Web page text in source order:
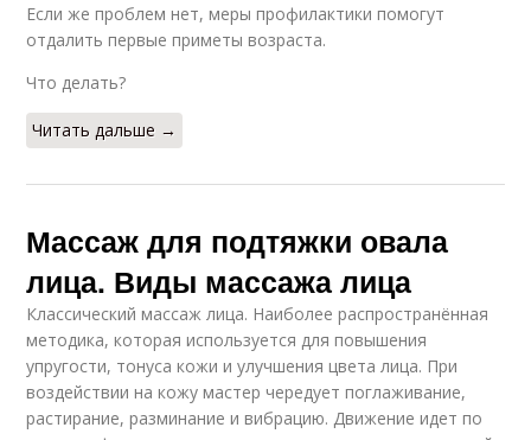
Если же проблем нет, меры профилактики помогут
отдалить первые приметы возраста.
Что делать?
Читать дальше →
Массаж для подтяжки овала
лица. Виды массажа лица
Классический массаж лица. Наиболее распространённая
методика, которая используется для повышения
упругости, тонуса кожи и улучшения цвета лица. При
воздействии на кожу мастер чередует поглаживание,
растирание, разминание и вибрацию. Движение идет по